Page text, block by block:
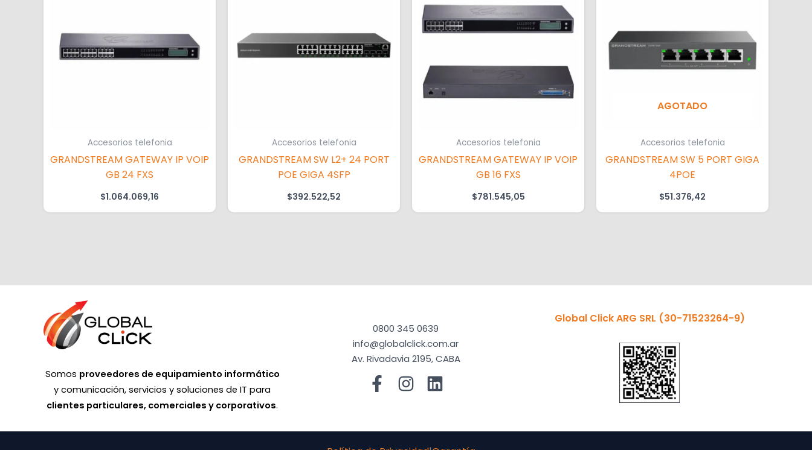
Accesorios telefonia
GRANDSTREAM GATEWAY IP VOIP
GB 24 FXS
$1.064.069,16
Accesorios telefonia
GRANDSTREAM SW L2+ 24 PORT
POE GIGA 4SFP
$392.522,52
Accesorios telefonia
GRANDSTREAM GATEWAY IP VOIP
GB 16 FXS
$781.545,05
AGOTADO
Accesorios telefonia
GRANDSTREAM SW 5 PORT GIGA
4POE
$51.376,42
Somos proveedores de equipamiento informático
y comunicación, servicios y soluciones de IT para
clientes particulares, comerciales y corporativos.
0800 345 0639
info@globalclick.com.ar
Av. Rivadavia 2195, CABA
Global Click ARG SRL (30-71523264-9)